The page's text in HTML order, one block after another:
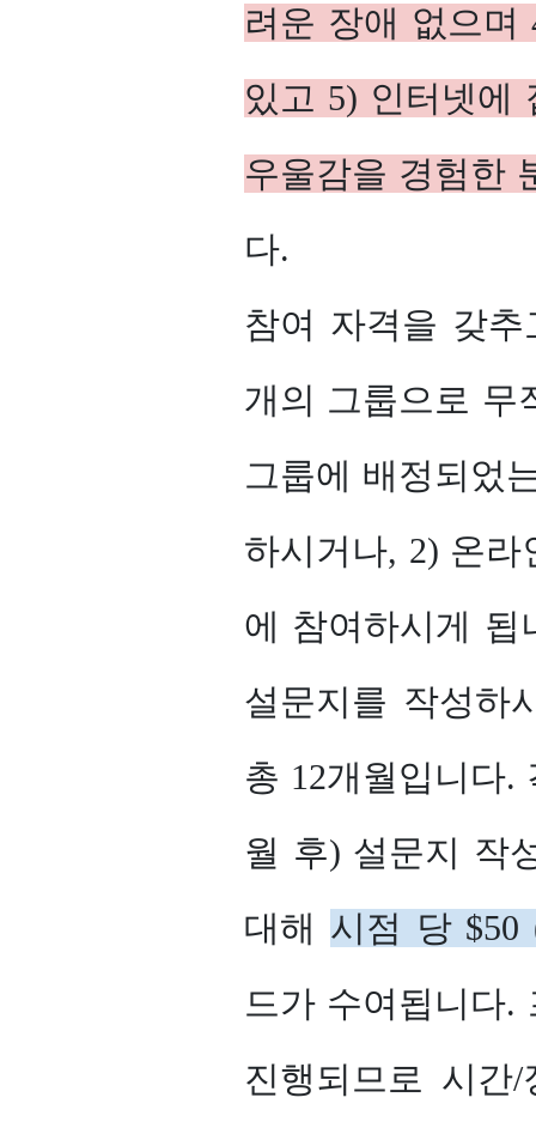
려운 장애 없으며
있고 5) 인터넷에
우울감을 경험한
다.
참여 자격을 갖
개의 그룹으로 무
그룹에 배정되었
하시거나, 2) 온라
에 참여하시게 됩
설문지를 작성하
총 12개월입니다.
월 후) 설문지 작
대해 시점 당 $50
드가 수여됩니다.
진행되므로 시간